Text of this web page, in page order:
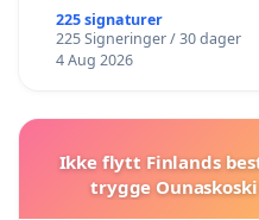
225 signaturer
225 Signeringer / 30 dager
4 Aug 2026
Ikke flytt Finlands
trygge